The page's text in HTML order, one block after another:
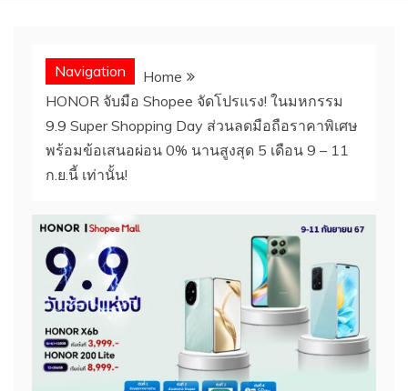
Navigation
Home
HONOR จับมือ Shopee จัดโปรแรง! ในมหกรรม
9.9 Super Shopping Day ส่วนลดมือถือราคาพิเศษ
พร้อมข้อเสนอผ่อน 0% นานสูงสุด 5 เดือน 9 – 11
ก.ย.นี้ เท่านั้น!